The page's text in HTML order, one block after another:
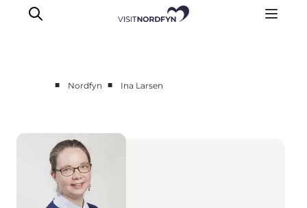
Eventkalender
Essen und Trinken
Unterkünfte
Erlebnisbuchung
■ Nordfyn ■ Ina Larsen